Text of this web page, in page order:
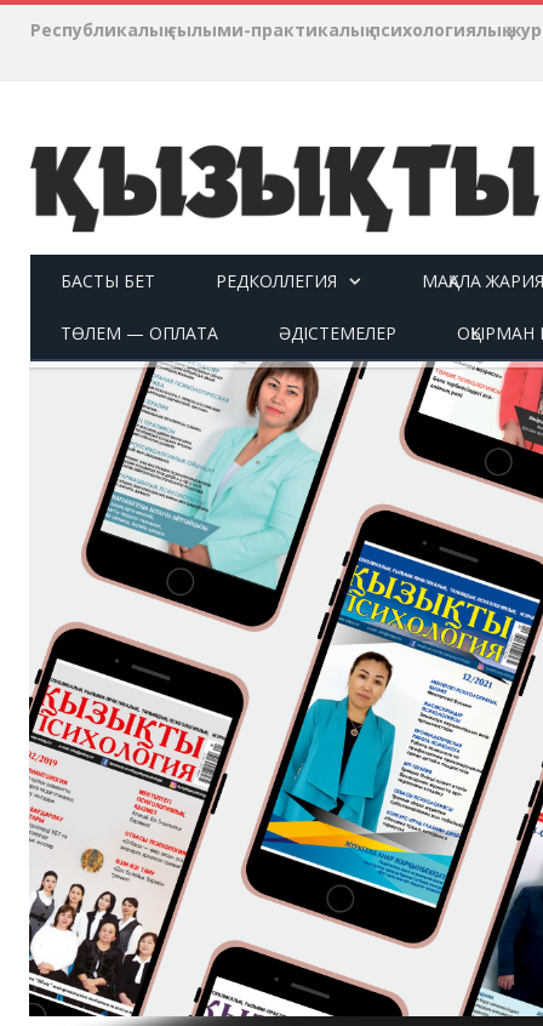
Республикалық ғылыми-практикалық психологиялық
БАСТЫ БЕТ РЕДКОЛЛЕГИЯ МАҚАЛА
ТӨЛЕМ — ОПЛАТА ӘДІСТЕМЕЛЕР ОҚЫРМАН